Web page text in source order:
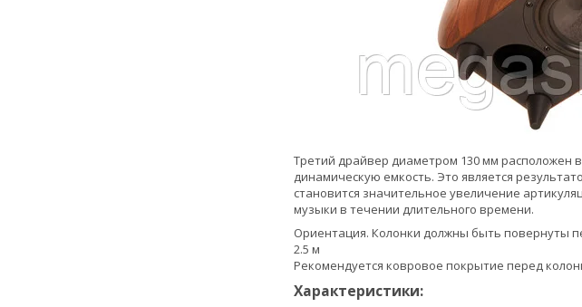
Третий драйвер диаметром 130 мм расположен
динамическую емкость. Это является
становится значительное увеличение
музыки в течении длительного времени.
Ориентация. Колонки должны быть повернуты
2.5 м
Рекомендуется ковровое покрытие перед
Характеристики: